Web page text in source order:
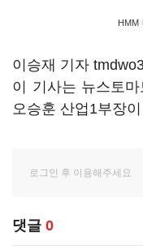
HMM
이승재 기자
이 기사는 뉴스토
오승훈 산업1부장
댓글 0